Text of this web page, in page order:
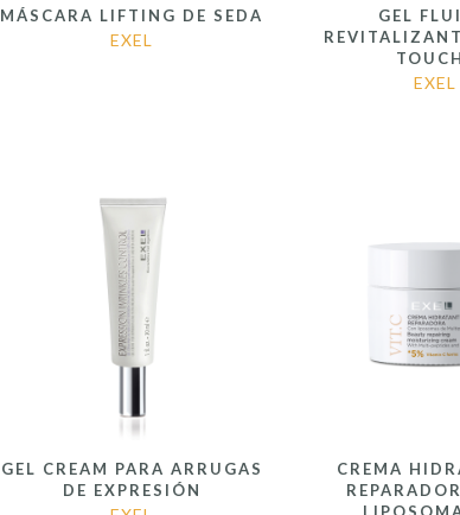
MÁSCARA LIFTING DE SEDA
EXEL
GEL
EXEL
GEL CREAM PARA ARRUGAS
DE EXPRESIÓN
CREMA